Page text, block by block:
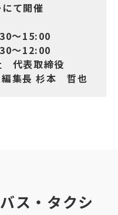
て開催
～15:00
～12:00
代表取締役
編集長 杉本 哲也
ス・タクシ